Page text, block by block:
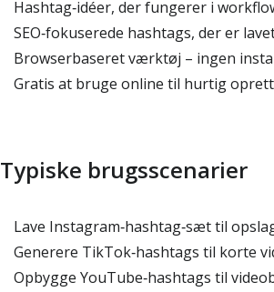
Hashtag‑idéer, der fungerer i
SEO‑fokuserede hashtags, der er
Browserbaseret værktøj – ingen
Gratis at bruge online til hurtig
Typiske brugsscenarier
Lave Instagram‑hashtag‑sæt til
Generere TikTok‑hashtags til korte
Opbygge YouTube‑hashtags til